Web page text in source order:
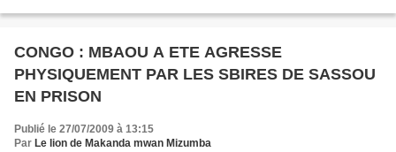
CONGO : MBAOU A ETE AGRESSE
PHYSIQUEMENT PAR LES SBIRES DE SASSOU
EN PRISON
Publié le 27/07/2009 à 13:15
Par Le lion de Makanda mwan Mizumba